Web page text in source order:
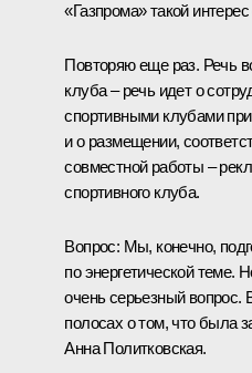
«Газпрома» такой
Повторяю еще раз. Речь
клуба – речь идет о
спортивными клубами
и о размещении,
совместной работы –
спортивного клуба.
Вопрос: Мы, конечно,
по энергетической теме.
очень серьезный вопрос.
полосах о том, что была
Анна Политковская.